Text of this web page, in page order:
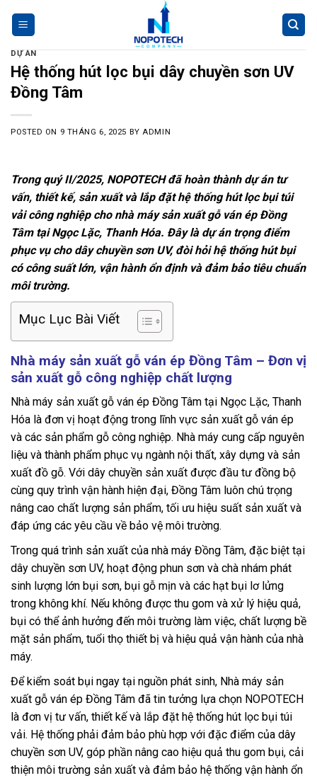
DỰ ÁN
Hệ thống hút lọc bụi dây chuyền sơn UV
Đồng Tâm
POSTED ON 9 THÁNG 6, 2025 BY ADMIN
Trong quý II/2025, NOPOTECH đã hoàn thành dự án tư
vấn, thiết kế, sản xuất và lắp đặt hệ thống hút lọc bụi túi
vải công nghiệp cho nhà máy sản xuất gỗ ván ép Đồng
Tâm tại Ngọc Lặc, Thanh Hóa. Đây là dự án trọng điểm
phục vụ cho dây chuyền sơn UV, đòi hỏi hệ thống hút bụi
có công suất lớn, vận hành ổn định và đảm bảo tiêu chuẩn
môi trường.
Mục Lục Bài Viết
Nhà máy sản xuất gỗ ván ép Đồng Tâm – Đơn vị
sản xuất gỗ công nghiệp chất lượng
Nhà máy sản xuất gỗ ván ép Đồng Tâm tại Ngọc Lặc, Thanh
Hóa là đơn vị hoạt động trong lĩnh vực sản xuất gỗ ván ép
và các sản phẩm gỗ công nghiệp. Nhà máy cung cấp nguyên
liệu và thành phẩm phục vụ ngành nội thất, xây dựng và sản
xuất đồ gỗ. Với dây chuyền sản xuất được đầu tư đồng bộ
cùng quy trình vận hành hiện đại, Đồng Tâm luôn chú trọng
nâng cao chất lượng sản phẩm, tối ưu hiệu suất sản xuất và
đáp ứng các yêu cầu về bảo vệ môi trường.
Trong quá trình sản xuất của nhà máy Đồng Tâm, đặc biệt tại
dây chuyền sơn UV, hoạt động phun sơn và chà nhám phát
sinh lượng lớn bụi sơn, bụi gỗ mịn và các hạt bụi lơ lửng
trong không khí. Nếu không được thu gom và xử lý hiệu quả,
bụi có thể ảnh hưởng đến môi trường làm việc, chất lượng bề
mặt sản phẩm, tuổi thọ thiết bị và hiệu quả vận hành của nhà
máy.
Để kiểm soát bụi ngay tại nguồn phát sinh, Nhà máy sản
xuất gỗ ván ép Đồng Tâm đã tin tưởng lựa chọn NOPOTECH
là đơn vị tư vấn, thiết kế và lắp đặt hệ thống hút lọc bụi túi
vải. Hệ thống phải đảm bảo phù hợp với đặc điểm của dây
chuyền sơn UV, góp phần nâng cao hiệu quả thu gom bụi, cải
thiện môi trường sản xuất và đảm bảo hệ thống vận hành ổn